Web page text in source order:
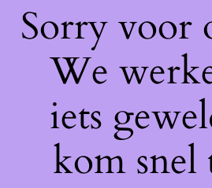
Sorry voor
We
iets
kom snel